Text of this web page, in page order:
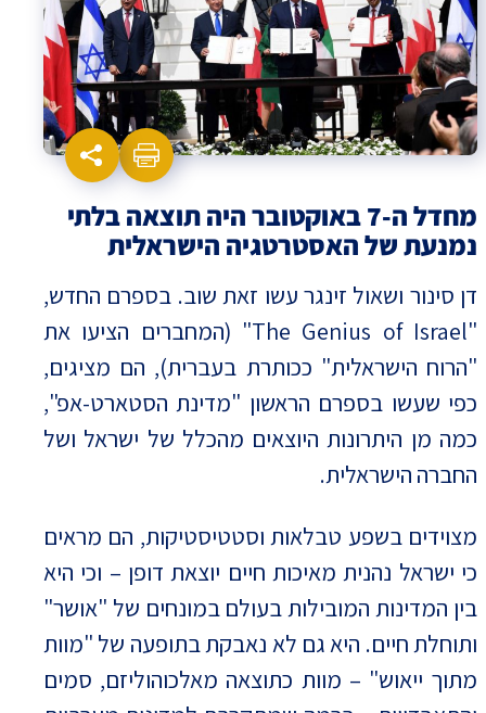
מחדל ה-7 באוקטובר היה תוצאה בלתי
נמנעת של האסטרטגיה הישראלית
דן סינור ושאול זינגר עשו זאת שוב. בספרם החדש,
"The Genius of Israel" (המחברים הציעו את
"הרוח הישראלית" ככותרת בעברית), הם מציגים,
כפי שעשו בספרם הראשון "מדינת הסטארט-אפ",
כמה מן היתרונות היוצאים מהכלל של ישראל ושל
החברה הישראלית.
מצוידים בשפע טבלאות וסטטיסטיקות, הם מראים
כי ישראל נהנית מאיכות חיים יוצאת דופן – וכי היא
בין המדינות המובילות בעולם במונחים של "אושר"
ותוחלת חיים. היא גם לא נאבקת בתופעה של "מוות
מתוך ייאוש" – מוות כתוצאה מאלכוהוליזם, סמים